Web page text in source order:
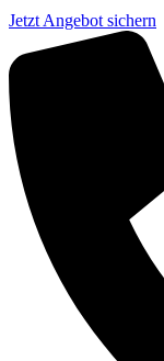
Jetzt Angebot sichern